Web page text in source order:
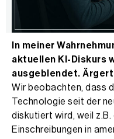
In meiner
aktuellen KI-Diskurs
ausgeblendet. Ärgert
Wir beobachten, dass
Technologie seit der
diskutiert wird, weil
Einschreibungen in